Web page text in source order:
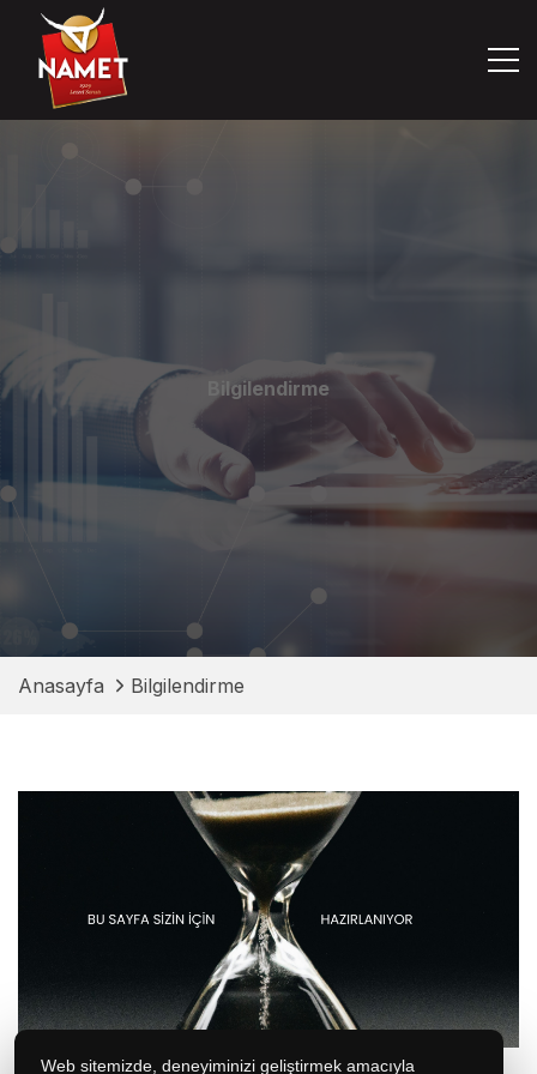
Şirket Bilgileri
Kurumsal Yönetim
Yatırımcı İlişkileri
Bilgilendirme
Bilgilendirme
Anasayfa Bilgilendirme
Web sitemizde, deneyiminizi geliştirmek amacıyla